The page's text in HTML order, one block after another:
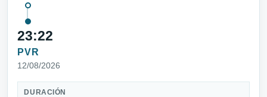
23:22
PVR
12/08/2026
DURACIÓN